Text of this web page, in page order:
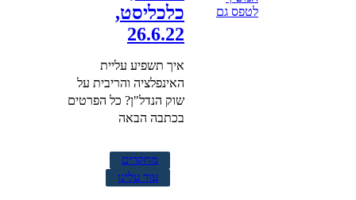
כלכליסט,
26.6.22
איך תשפיע עליית
האינפלציה והריבית על
שוק הנדל"ן? כל הפרטים
בכתבה הבאה
מחקרים
עוד עלינו